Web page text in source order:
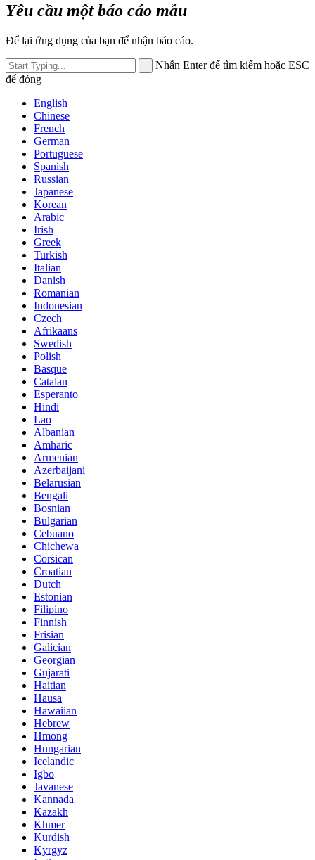
Yêu cầu một báo cáo mẫu
Để lại ứng dụng của bạn để nhận báo cáo.
Nhấn Enter để tìm kiếm hoặc ESC
để đóng
English
Chinese
French
German
Portuguese
Spanish
Russian
Japanese
Korean
Arabic
Irish
Greek
Turkish
Italian
Danish
Romanian
Indonesian
Czech
Afrikaans
Swedish
Polish
Basque
Catalan
Esperanto
Hindi
Lao
Albanian
Amharic
Armenian
Azerbaijani
Belarusian
Bengali
Bosnian
Bulgarian
Cebuano
Chichewa
Corsican
Croatian
Dutch
Estonian
Filipino
Finnish
Frisian
Galician
Georgian
Gujarati
Haitian
Hausa
Hawaiian
Hebrew
Hmong
Hungarian
Icelandic
Igbo
Javanese
Kannada
Kazakh
Khmer
Kurdish
Kyrgyz